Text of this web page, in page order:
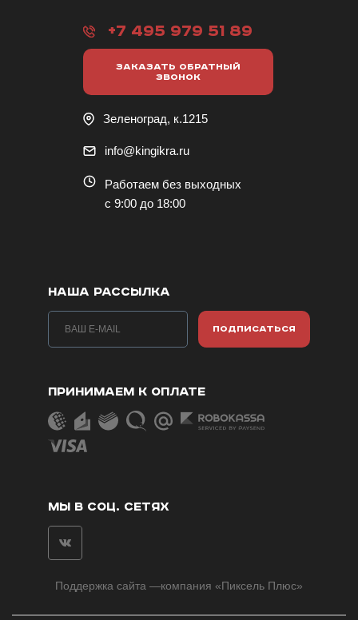
+7 495 979 51 89
ЗАКАЗАТЬ ОБРАТНЫЙ
ЗВОНОК
Зеленоград, к.1215
info@kingikra.ru
Работаем без выходных
с 9:00 до 18:00
НАША РАССЫЛКА
ПОДПИСАТЬСЯ
ПРИНИМАЕМ К ОПЛАТЕ
МЫ В СОЦ. СЕТЯХ
Поддержка сайта —компания «Пиксель Плюс»